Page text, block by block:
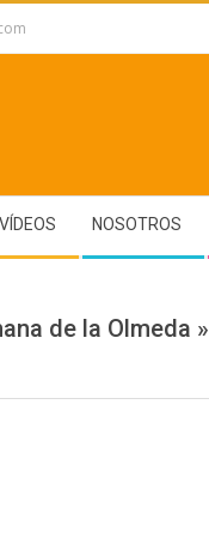
VÍDEOS NOSOTROS
de la Olmeda »